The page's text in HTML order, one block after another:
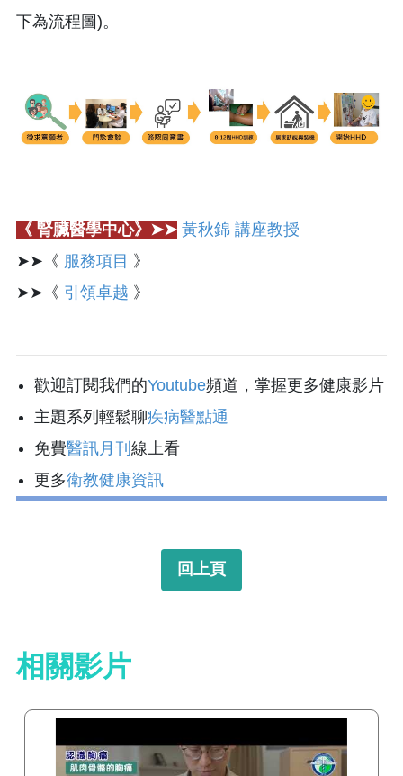
下為流程圖)。
《 腎臟醫學中心》➤➤ 黃秋錦 講座教授
➤➤《 服務項目 》
➤➤《 引領卓越 》
歡迎訂閱我們的Youtube頻道，掌握更多健康影片
主題系列輕鬆聊疾病醫點通
免費醫訊月刊 線上看
更多衛教健康資訊
回上頁
相關影片